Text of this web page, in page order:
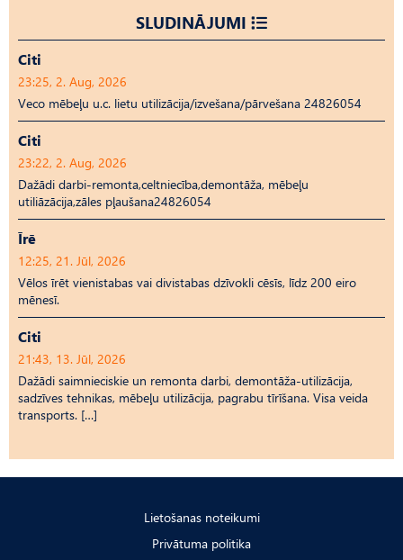
SLUDINĀJUMI
Citi
23:25, 2. Aug, 2026
Veco mēbeļu u.c. lietu utilizācija/izvešana/pārvešana 24826054
Citi
23:22, 2. Aug, 2026
Dažādi darbi-remonta,celtniecība,demontāža, mēbeļu
utiliāzācija,zāles pļaušana24826054
Īrē
12:25, 21. Jūl, 2026
Vēlos īrēt vienistabas vai divistabas dzīvokli cēsīs, līdz 200 eiro
mēnesī.
Citi
21:43, 13. Jūl, 2026
Dažādi saimnieciskie un remonta darbi, demontāža-utilizācija,
sadzīves tehnikas, mēbeļu utilizācija, pagrabu tīrīšana. Visa veida
transports. […]
Lietošanas noteikumi
Privātuma politika